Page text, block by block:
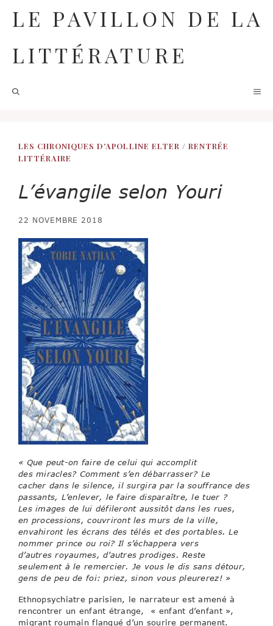
contenu
LE PAVILLON DE LA
LITTÉRATURE
LES CHRONIQUES D'APOLLINE ELTER / RENTRÉE
LITTÉRAIRE
L’évangile selon Youri
22 NOVEMBRE 2018
« Que peut-on faire de celui qui accomplit
desmiracles? Comment s’en débarrasser? Le
cacher dans le silence, il surgira par la souffrance des
passants, L’enlever, le faire disparaître, le tuer ?
Lesimages de lui défileront aussitôt dans les rues,
en processions, couvriront les murs de la ville,
envahiront les écrans des télés et des portables. Le
nommer prince ou roi? Il s’échappera vers
d’autres royaumes, d’autres prodiges. Reste
seulement à le remercier. Je vous le dis sans détour,
gens de peude foi: priez, sinon vous pleurerez! »
Ethnopsychiatre parisien, le narrateur est amené à
rencontrer un enfant étrange, « enfant d’enfant »,
migrant roumain flanqué d’un sourire permanent.